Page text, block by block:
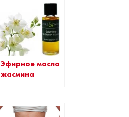
Эфирное масло
жасмина